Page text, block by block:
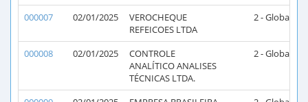
000007 02/01/2025
VEROCHEQUE
REFEICOES LTDA
2 - Global
000008 02/01/2025
CONTROLE
ANALÍTICO ANALISES
TÉCNICAS LTDA.
2 - Global